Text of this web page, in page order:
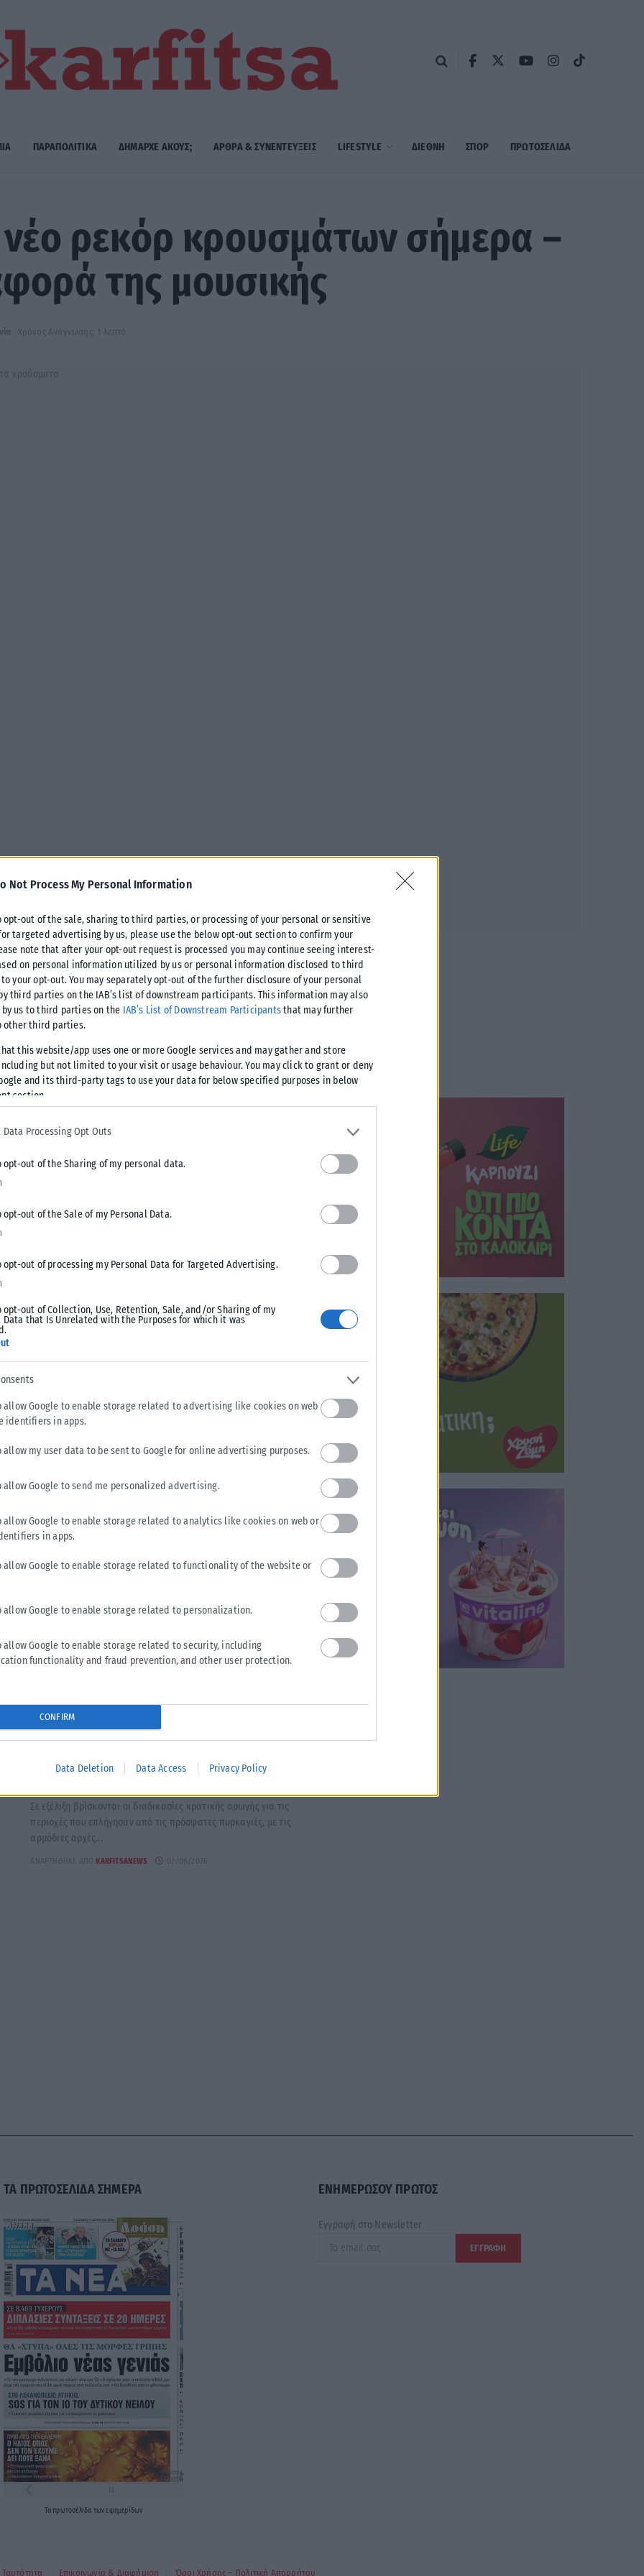
Not Process My Personal Information
opt-out of the sale, sharing to third parties, or processing of your personal or sensitive
targeted advertising by us, please use the below opt-out section to confirm your
note that after your opt-out request is processed you may continue seeing interest-
on personal information utilized by us or personal information disclosed to third
your opt-out. You may separately opt-out of the further disclosure of your personal
third parties on the IAB’s list of downstream participants. This information may also
by us to third parties on the IAB’s List of Downstream Participantsthat may further
other third parties.
this website/app uses one or more Google services and may gather and store
but not limited to your visit or usage behaviour. You may click to grant or deny
and its third-party tags to use your data for below specified purposes in below
section.
Data Processing Opt Outs
opt-out of the Sharing of my personal data.
opt-out of the Sale of my Personal Data.
opt-out of processing my Personal Data for Targeted Advertising.
opt-out of Collection, Use, Retention, Sale, and/or Sharing of my
Data that Is Unrelated with the Purposes for which it was
allow Google to enable storage related to advertising like cookies on web
identifiers in apps.
allow my user data to be sent to Google for online advertising purposes.
allow Google to send me personalized advertising.
allow Google to enable storage related to analytics like cookies on web or
in apps.
allow Google to enable storage related to functionality of the website or
allow Google to enable storage related to personalization.
allow Google to enable storage related to security, including
functionality and fraud prevention, and other user protection.
CONFIRM
Data Deletion Data Access Privacy Policy
ΠΑΡΑΠΟΛΙΤΙΚΑ ΔΗΜΑΡΧE ΑΚΟΥΣ; ΑΡΘΡΑ & ΣΥΝΕΝΤΕΥΞΕΙΣ LIFESTYLE ΔΙΕΘΝΗ ΣΠΟΡ ΠΡΩΤΟΣΈΛΙΔΑ
ρεκόρ κρουσμάτων σήμερα –
της μουσικής
Χρόνος Ανάγνωσης: 1 λεπτό
σήμερα ο καθηγητής Πνευμονολογίας Νίκος Τζανάκης
θα ενσωματωθούν και όσα από τα 15.000 θετικά self test
προσεγγίσει το 9 τότε τα κρούσματα θα είναι κοντά
μολύνσεις μπορεί να είναι κάτω από 50.000.
ο κ. Τζανάκης τόνισε ότι το μοντέλο τη ομάδας
25 Ιανουαρίου, ωστόσο εάν αποδειχθεί ότι οι γιορτές δεν
συμβάλουν στη διασπορά, τότε ενδεχομένως να
ότι ο εβδομαδιαίος μέσος όρος
συνεχιστεί θα μιλάμε για συνοικά 700.000 με
άνοδο στις νοσηλείες με την Όμικρον, με αύξηση
κατά μέσο όρο 590 εισαγωγές στα νοσοκομεία και
στην εστίαση, λέγοντας ότι η λίγο χαμηλή μουσική όταν
έχει αποδειχθεί ποτέ επί του πεδίου ότι όταν παίζει
σταγονίδια.
Send
Υπουργείο Κλιματικής Κρίσης: Ενέργειες για την
Σε εξέλιξη βρίσκονται οι διαδικασίες κρατικής αρωγής για τις
περιοχές που επλήγησαν από τις πρόσφατες πυρκαγιές, με τις
αρμόδιες αρχές...
ΑΝΑΡΤΉΘΗΚΕ ΑΠΌ KARFITSANEWS 02/08/2026
Ταυτότητα Επικοινωνία & Διαφήμιση Όροι Χρήσης – Πολιτική Απορρήτου